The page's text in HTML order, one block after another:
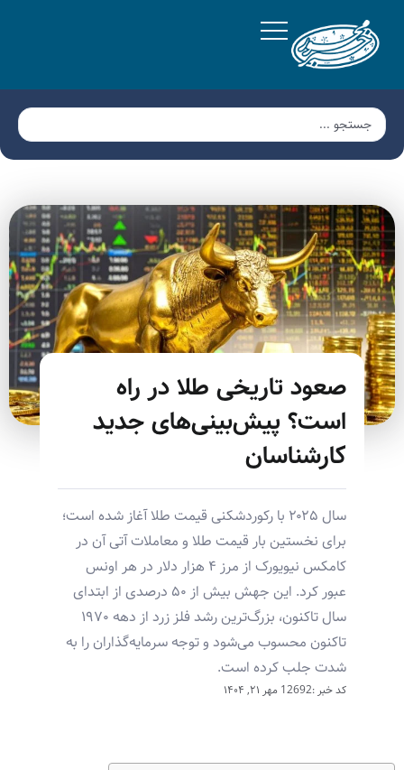
صعود تاریخی طلا در راه
است؟ پیش‌بینی‌های جدید
کارشناسان
سال ۲۰۲۵ با رکوردشکنی قیمت طلا آغاز شده است؛
برای نخستین بار قیمت طلا و معاملات آتی آن در
کامکس نیویورک از مرز ۴ هزار دلار در هر اونس
عبور کرد. این جهش بیش از ۵۰ درصدی از ابتدای
سال تاکنون، بزرگ‌ترین رشد فلز زرد از دهه ۱۹۷۰
تاکنون محسوب می‌شود و توجه سرمایه‌گذاران را به
شدت جلب کرده است.
کد خبر :12692 مهر ۲۱, ۱۴۰۴